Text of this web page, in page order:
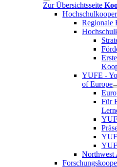
Zur Übersichtsseite
Regionale
YUFE -
of Europe
Für
Northwest